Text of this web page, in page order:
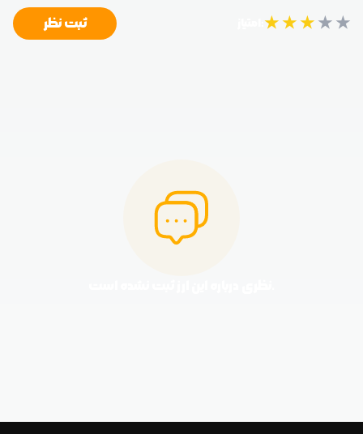
★★★★★ ثبت نظر